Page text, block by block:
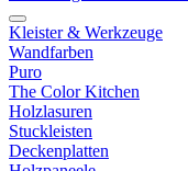
Kleister & Werkzeuge
Wandfarben
Puro
The Color Kitchen
Holzlasuren
Stuckleisten
Deckenplatten